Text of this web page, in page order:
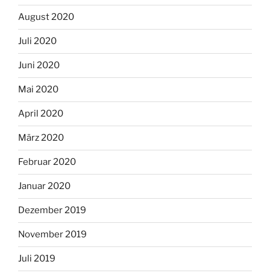
August 2020
Juli 2020
Juni 2020
Mai 2020
April 2020
März 2020
Februar 2020
Januar 2020
Dezember 2019
November 2019
Juli 2019